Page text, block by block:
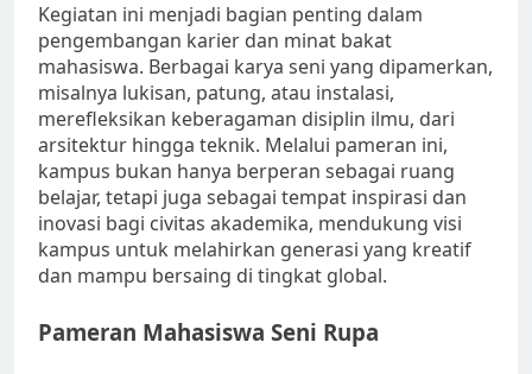
Kegiatan ini menjadi bagian penting dalam
pengembangan karier dan minat bakat
mahasiswa. Berbagai karya seni yang dipamerkan,
misalnya lukisan, patung, atau instalasi,
merefleksikan keberagaman disiplin ilmu, dari
arsitektur hingga teknik. Melalui pameran ini,
kampus bukan hanya berperan sebagai ruang
belajar, tetapi juga sebagai tempat inspirasi dan
inovasi bagi civitas akademika, mendukung visi
kampus untuk melahirkan generasi yang kreatif
dan mampu bersaing di tingkat global.
Pameran Mahasiswa Seni Rupa